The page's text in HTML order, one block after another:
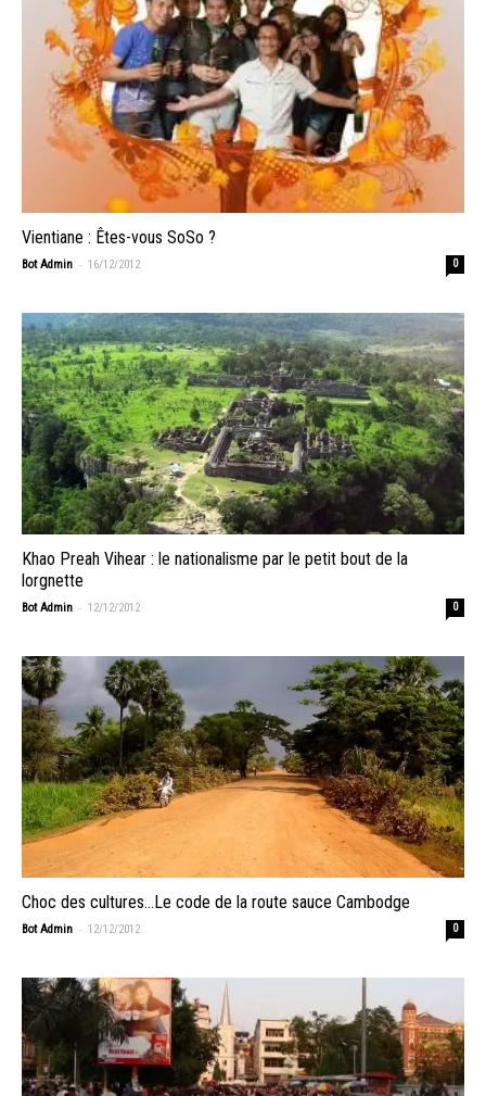
Vientiane : Êtes-vous SoSo ?
Bot Admin - 16/12/2012 0
Khao Preah Vihear : le nationalisme par le petit bout de la
lorgnette
Bot Admin - 12/12/2012 0
Choc des cultures…Le code de la route sauce Cambodge
Bot Admin - 12/12/2012 0